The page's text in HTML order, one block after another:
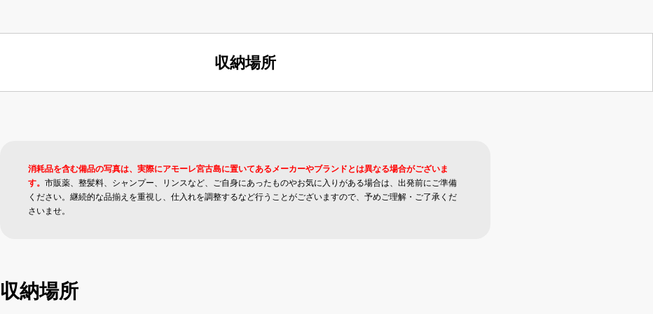
収納場所
消耗品を含む備品の写真は、実際にアモーレ宮古島に置いてあるメーカーやブランドとは異なる場合がございま
す。 市販薬、整髪料、シャンプー、リンスなど、ご自身にあったものやお気に入りがある場合は、出発前にご準備
ください。継続的な品揃えを重視し、仕入れを調整するなど行うことがございますので、予めご理解・ご了承くだ
さいませ。
収納場所